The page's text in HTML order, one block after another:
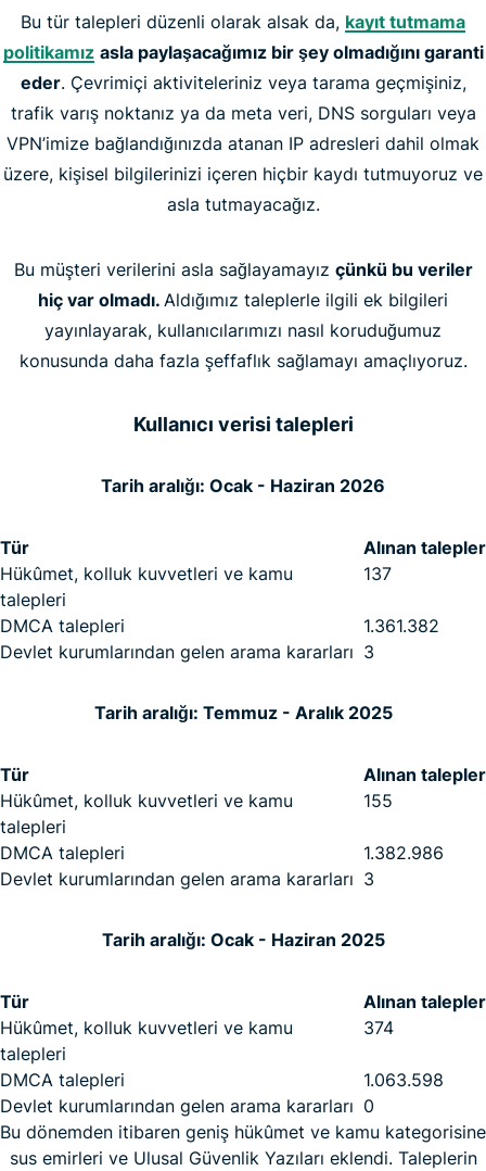
Bu tür talepleri düzenli olarak alsak da, kayıt tutmama
politikamız asla paylaşacağımız bir şey olmadığını garanti
eder. Çevrimiçi aktiviteleriniz veya tarama geçmişiniz,
trafik varış noktanız ya da meta veri, DNS sorguları veya
VPN’imize bağlandığınızda atanan IP adresleri dahil olmak
üzere, kişisel bilgilerinizi içeren hiçbir kaydı tutmuyoruz ve
asla tutmayacağız.
Bu müşteri verilerini asla sağlayamayız çünkü bu veriler
hiç var olmadı. Aldığımız taleplerle ilgili ek bilgileri
yayınlayarak, kullanıcılarımızı nasıl koruduğumuz
konusunda daha fazla şeffaflık sağlamayı amaçlıyoruz.
Kullanıcı verisi talepleri
Tarih aralığı: Ocak - Haziran 2026
Tür
Alınan talepler
Hükûmet, kolluk kuvvetleri ve kamu
talepleri
137
DMCA talepleri
1.361.382
Devlet kurumlarından gelen arama kararları 3
Tarih aralığı: Temmuz - Aralık 2025
Tür
Alınan talepler
Hükûmet, kolluk kuvvetleri ve kamu
talepleri
155
DMCA talepleri
1.382.986
Devlet kurumlarından gelen arama kararları 3
Tarih aralığı: Ocak - Haziran 2025
Tür
Alınan talepler
Hükûmet, kolluk kuvvetleri ve kamu
talepleri
374
DMCA talepleri
1.063.598
Devlet kurumlarından gelen arama kararları 0
Bu dönemden itibaren geniş hükûmet ve kamu kategorisine
sus emirleri ve Ulusal Güvenlik Yazıları eklendi. Taleplerin